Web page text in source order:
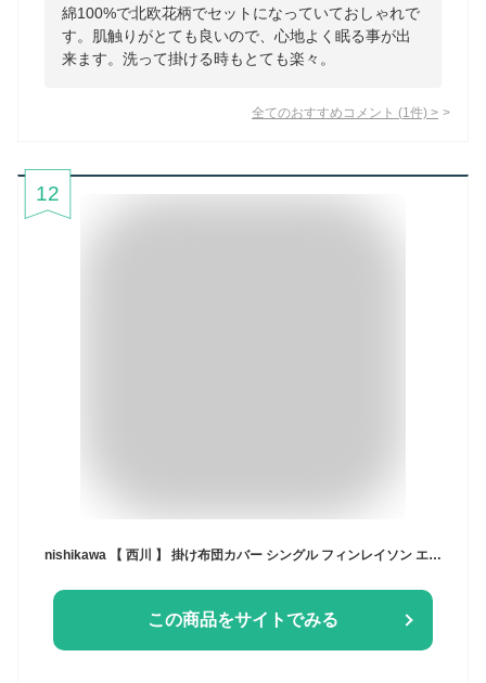
綿100%で北欧花柄でセットになっていておしゃれで
す。肌触りがとても良いので、心地よく眠る事が出
来ます。洗って掛ける時もとても楽々。
全てのおすすめコメント (1 件) >
12
nishikawa 【 西川 】 掛け布団カバー シングル フィンレイソン エレファンティ (ゾウ) 柄 綿100% 着脱簡単 PI07480650Y
この商品をサイトでみる